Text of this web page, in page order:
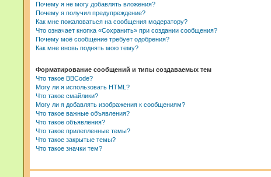
Почему я не могу добавлять вложения?
Почему я получил предупреждение?
Как мне пожаловаться на сообщения модератору?
Что означает кнопка «Сохранить» при создании сообщения?
Почему моё сообщение требует одобрения?
Как мне вновь поднять мою тему?
Форматирование сообщений и типы создаваемых тем
Что такое BBCode?
Могу ли я использовать HTML?
Что такое смайлики?
Могу ли я добавлять изображения к сообщениям?
Что такое важные объявления?
Что такое объявления?
Что такое прилепленные темы?
Что такое закрытые темы?
Что такое значки тем?